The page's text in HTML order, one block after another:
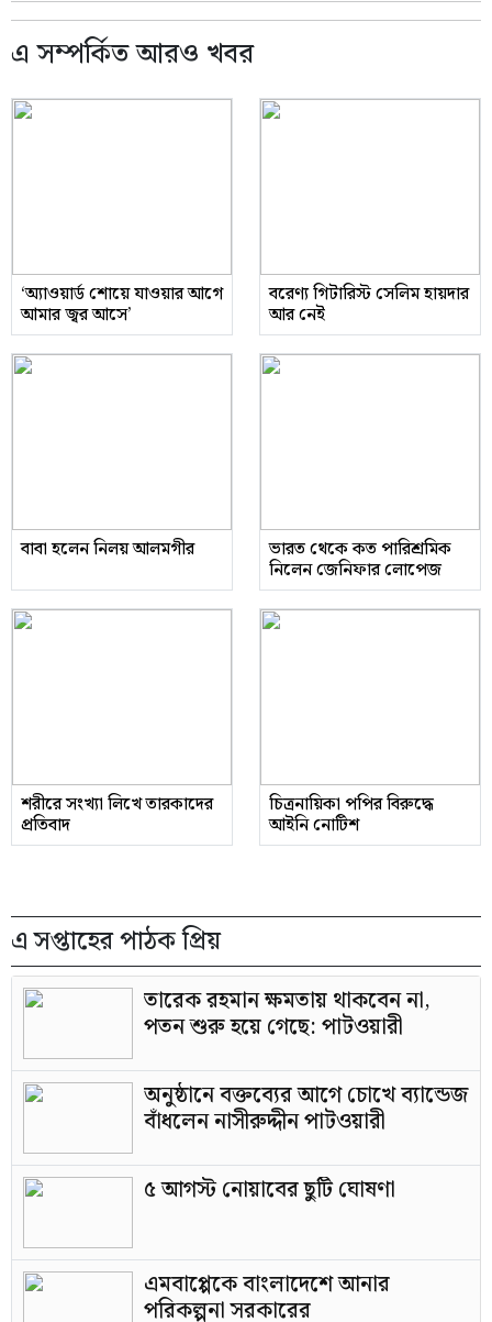
এ সম্পর্কিত আরও খবর
‘অ্যাওয়ার্ড শোয়ে যাওয়ার আগে
আমার জ্বর আসে’
বরেণ্য গিটারিস্ট সেলিম হায়দার
আর নেই
বাবা হলেন নিলয় আলমগীর ভারত থেকে কত পারিশ্রমিক
নিলেন জেনিফার লোপেজ
শরীরে সংখ্যা লিখে তারকাদের
প্রতিবাদ
চিত্রনায়িকা পপির বিরুদ্ধে
আইনি নোটিশ
এ সপ্তাহের পাঠক প্রিয়
তারেক রহমান ক্ষমতায় থাকবেন না,
পতন শুরু হয়ে গেছে: পাটওয়ারী
অনুষ্ঠানে বক্তব্যের আগে চোখে ব্যান্ডেজ
বাঁধলেন নাসীরুদ্দীন পাটওয়ারী
৫ আগস্ট নোয়াবের ছুটি ঘোষণা
এমবাপ্পেকে বাংলাদেশে আনার
পরিকল্পনা সরকারের